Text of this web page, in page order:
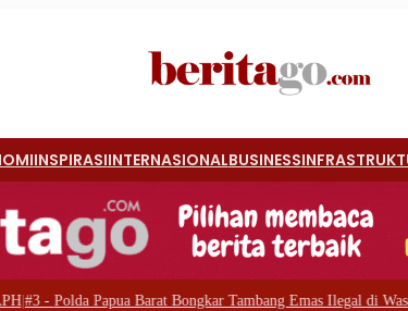
INSPIRASIINTERNASIONALBUSINESS
Bongkar Tambang Emas Ilegal di Waserawi, Enam